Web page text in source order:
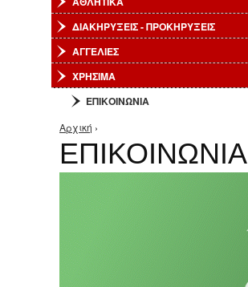
ΔΙΑΚΗΡΥΞΕΙΣ - ΠΡΟΚΗΡΥΞΕΙΣ
ΑΓΓΕΛΙΕΣ
ΧΡΗΣΙΜΑ
ΕΠΙΚΟΙΝΩΝΙΑ
Είστε εδώ
Αρχική ›
ΕΠΙΚΟΙΝΩΝΙΑ